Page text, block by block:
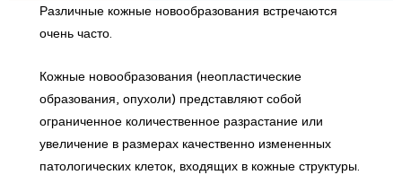
Различные кожные новообразования встречаются
очень часто.
Кожные новообразования (неопластические
образования, опухоли) представляют собой
ограниченное количественное разрастание или
увеличение в размерах качественно измененных
патологических клеток, входящих в кожные структуры.